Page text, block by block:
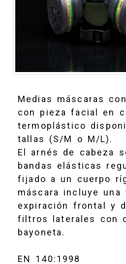
Medias máscaras
con pieza facial en
termoplástico
tallas (S/M o M/L).
El arnés de cabeza
bandas elásticas
fijado a un cuerpo
máscara incluye una
expiración frontal y
filtros laterales con
bayoneta.
EN 140:1998